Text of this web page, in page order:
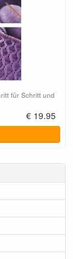
für Schritt und
€ 19.95